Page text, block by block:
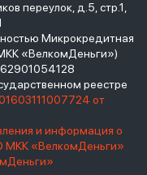
переулок, д.5, стр.1,
Микрокредитная
«ВелкомДеньги»)
реестре
от
и информация о
МКК «ВелкомДеньги»